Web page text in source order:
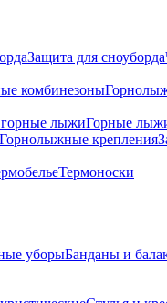
Защита для сноуборда
комбинезоны
лыжиГорные
Горнолыжные крепления
Термоноски
уборыБанданы и